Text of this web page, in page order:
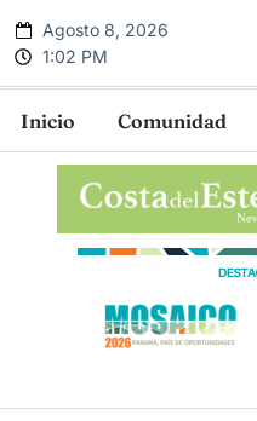
Agosto 8, 2026
1:02 PM
Inicio Comunidad